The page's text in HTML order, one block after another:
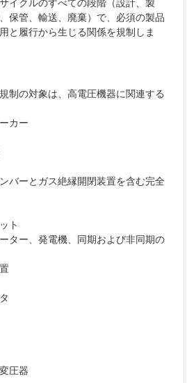
イクルのすべての段階（設計、製
保管、輸送、廃棄）で、必須の製品
と履行から生じる関係を規制しま
制の対象は、高電圧機器に関連する
カー
バーとガス絶縁開閉装置を含む完全
ト
ター、発電機、同期および非同期の
圧器